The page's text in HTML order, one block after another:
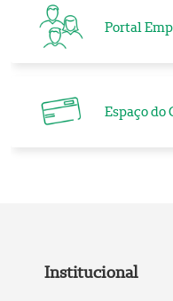
Portal
Espaço do
Institucional